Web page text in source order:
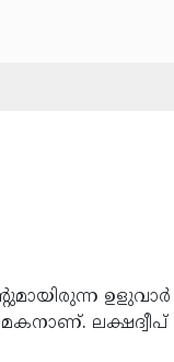
ലക്ഷദ്വീപ്